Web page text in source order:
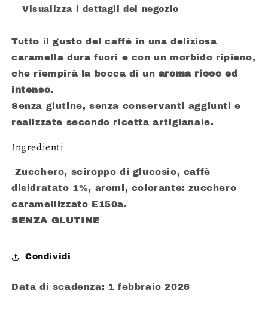
Visualizza i dettagli del negozio
Tutto il gusto del caffè in una deliziosa
caramella dura fuori e con un morbido ripieno,
che riempirà la bocca di un aroma ricco ed
intenso.
Senza glutine, senza conservanti aggiunti e
realizzate secondo ricetta artigianale.
Ingredienti
Zucchero, sciroppo di glucosio, caffè
disidratato 1%, aromi, colorante: zucchero
caramellizzato E150a.
SENZA GLUTINE
Condividi
Data di scadenza: 1 febbraio 2026